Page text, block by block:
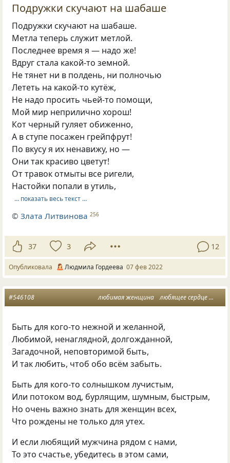
Подружки скучают на шабаше
Подружки скучают на шабаше.
Метла теперь служит метлой.
Последнее время я — надо же!
Вдруг стала какой-то земной.
Не тянет ни в полдень, ни полночью
Лететь на какой-то кутёж,
Не надо просить чьей-то помощи,
Мой мир неприлично хорош!
Кот черный гуляет обиженно,
А в ступе посажен грейпфрут!
По вкусу я их ненавижу, но —
Они так красиво цветут!
От травок отмыты все ригели,
Настойки попали в утиль,
… показать весь текст …
©Злата Литвинова 256
37 3 12
Опубликовала Людмила Гордеева 07 фев 2022
любимая женщина любящее сердце
#546108
Быть для кого-то нежной и желанной,
Любимой, ненаглядной, долгожданной,
Загадочной, неповторимой быть,
И так любить, чтоб обо всём забыть.
Быть для кого-то солнышком лучистым,
Или потоком вод, бурлящим, шумным, быстрым,
Но очень важно знать для женщин всех,
Что рождены не только для утех.
И если любящий мужчина рядом с нами,
То это счастье, убедитесь в этом сами,